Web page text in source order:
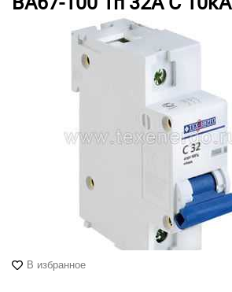
В избранное